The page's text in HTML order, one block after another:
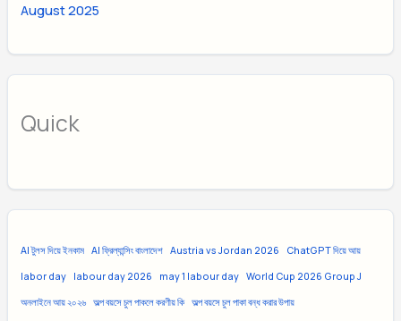
August 2025
Quick
AI টুলস দিয়ে ইনকাম AI ফ্রিল্যান্সিং বাংলাদেশ Austria vs Jordan 2026 ChatGPT দিয়ে আয়
labor day labour day 2026 may 1 labour day World Cup 2026 Group J
অনলাইনে আয় ২০২৬ অল্প বয়সে চুল পাকলে করণীয় কি অল্প বয়সে চুল পাকা বন্ধ করার উপায়